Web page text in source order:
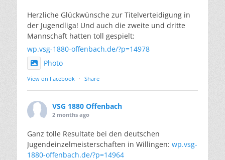
Herzliche Glückwünsche zur Titelverteidigung in
der Jugendliga! Und auch die zweite und dritte
Mannschaft hatten toll gespielt:
wp.vsg-1880-offenbach.de/?p=14978
Photo
View on Facebook · Share
VSG 1880 Offenbach
2 months ago
Ganz tolle Resultate bei den deutschen
Jugendeinzelmeisterschaften in Willingen: wp.vsg-
1880-offenbach.de/?p=14964